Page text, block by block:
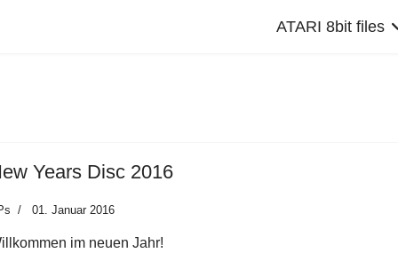
ATARI 8bit files
Years Disc 2016
01. Januar 2016
im neuen Jahr!